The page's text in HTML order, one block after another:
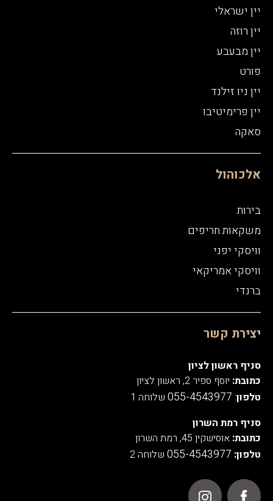
יין ישראלי
יין רוזה
יין מבעבע
פורט
יין ניו זילנד
יין פרימיטיבו
סאקה
אלכוהול
בירות
משקאות חריפים
וויסקי יפני
וויסקי אמריקאי
ברנדי
יצירת קשר
סניף ראשון לציון
כתובת: יוסף ספיר 2, ראשון לציון
טלפון:
055-4543977 שלוחה 1
סניף רמת השרון
כתובת: אוסישקין 45, רמת השרון
טלפון: 055-4543977 שלוחה 2